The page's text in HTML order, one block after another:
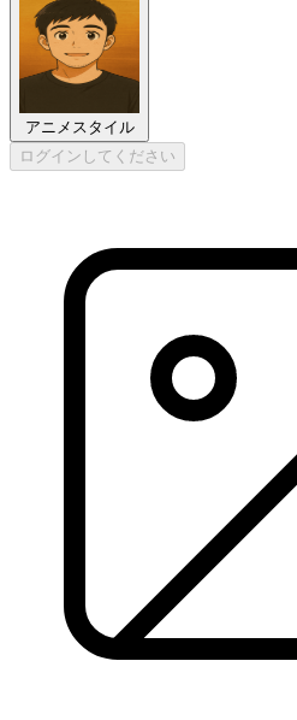
アニメスタイル
ログインしてください